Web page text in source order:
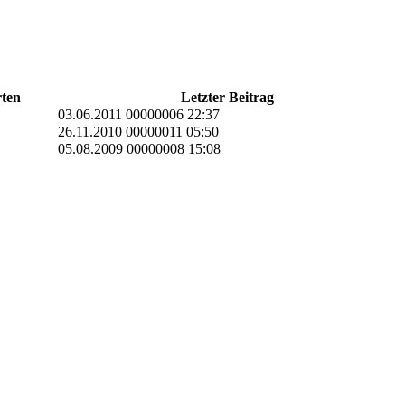
Letzter Beitrag
03.06.2011 00000006 22:37
26.11.2010 00000011 05:50
05.08.2009 00000008 15:08